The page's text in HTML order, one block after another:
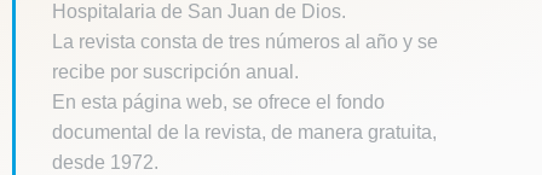
Hospitalaria de San Juan de Dios.
La revista consta de tres números al año y se
recibe por suscripción anual.
En esta página web, se ofrece el fondo
documental de la revista, de manera gratuita,
desde 1972.